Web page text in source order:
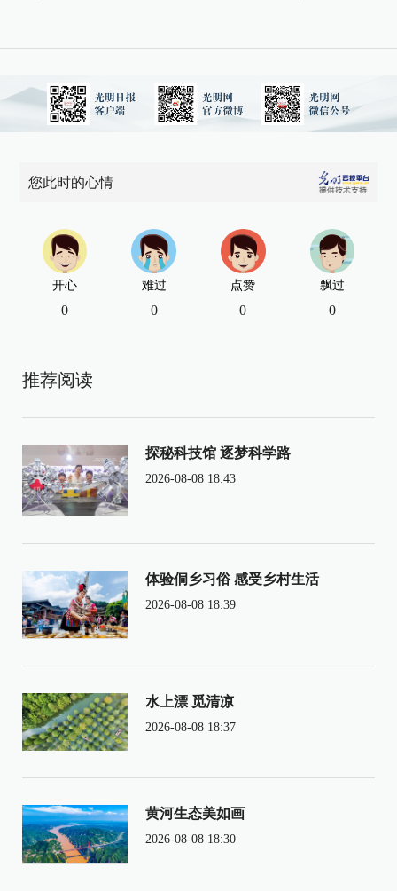
您此时的心情
开心
0
难过
0
点赞
0
飘过
0
推荐阅读
探秘科技馆 逐梦科学路
2026-08-08 18:43
体验侗乡习俗 感受乡村生活
2026-08-08 18:39
水上漂 觅清凉
2026-08-08 18:37
黄河生态美如画
2026-08-08 18:30